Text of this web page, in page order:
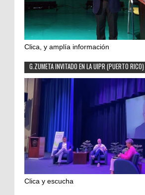
Clica, y amplía información
G.ZUMETA INVITADO EN LA UIPR (PUERTO RICO)
Clica y escucha